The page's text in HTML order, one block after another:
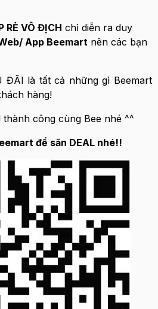
RẺ VÔ ĐỊCH chỉ diễn ra duy
App Beemart nên các bạn
ĐÃI là tất cả những gì Beemart
hàng!
công cùng Bee nhé ^^
để săn DEAL nhé!!